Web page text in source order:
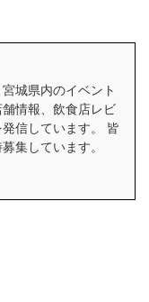
城県内のイベント
情報、飲食店レビ
信しています。 皆
集しています。